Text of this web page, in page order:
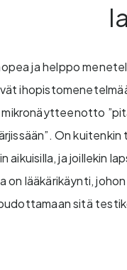
ja helppo
On
aikuisilla, ja joillekin
on lääkärikäynti,
sitä